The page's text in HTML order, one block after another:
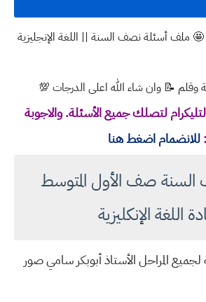
🤩 ملف أسئلة نصف السنة || اللغة الإنجليزية
📝 وان شاء الله اعلى الدرجات 💯
لتصلك جميع الأسئلة. والاجوبة
: للانضمام اضغط هنا
صف الأول المتوسط
اللغة الإنكليزية
المراحل الأستاذ أبوبكر سامي صور